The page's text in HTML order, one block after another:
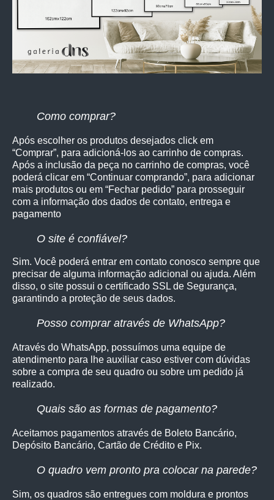
Como comprar?
Após escolher os produtos desejados click em
“Comprar”, para adicioná-los ao carrinho de compras.
Após a inclusão da peça no carrinho de compras, você
poderá clicar em “Continuar comprando”, para adicionar
mais produtos ou em “Fechar pedido” para prosseguir
com a informação dos dados de contato, entrega e
pagamento
O site é confiável?
Sim. Você poderá entrar em contato conosco sempre que
precisar de alguma informação adicional ou ajuda. Além
disso, o site possui o certificado SSL de Segurança,
garantindo a proteção de seus dados.
Posso comprar através de WhatsApp?
Através do WhatsApp, possuímos uma equipe de
atendimento para lhe auxiliar caso estiver com dúvidas
sobre a compra de seu quadro ou sobre um pedido já
realizado.
Quais são as formas de pagamento?
Aceitamos pagamentos através de Boleto Bancário,
Depósito Bancário, Cartão de Crédito e Pix.
O quadro vem pronto pra colocar na parede?
Sim, os quadros são entregues com moldura e prontos